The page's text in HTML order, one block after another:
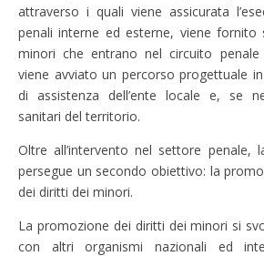
attraverso i quali viene assicurata
penali interne ed esterne, viene fornito
minori che entrano nel circuito
viene avviato un percorso progettuale
di assistenza dell’ente locale e, se
sanitari del territorio.
Oltre all’intervento nel settore penale,
persegue un secondo obiettivo: la
dei diritti dei minori.
La promozione dei diritti dei minori si
con altri organismi nazionali ed